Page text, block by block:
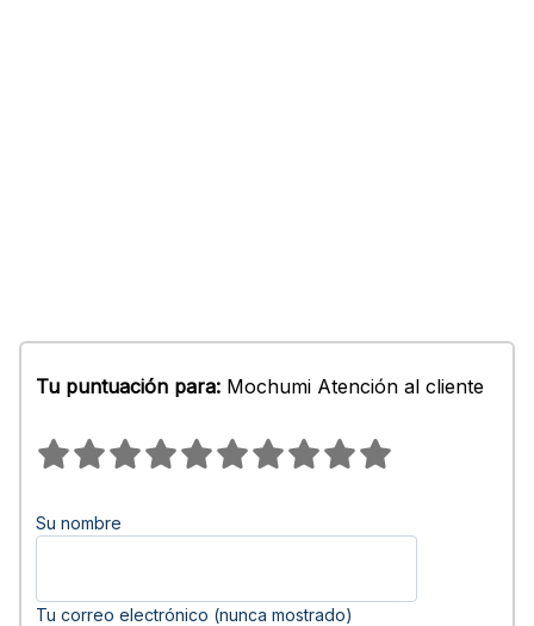
Tu puntuación para: Mochumi Atención al cliente
Su nombre
Tu correo electrónico (nunca mostrado)